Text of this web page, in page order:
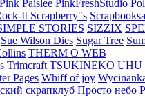
Pink Paislee PinkFreshStudio
It Scrapberry"s
STORIES SIZZIX
Sue Wilson Dies Sugar Tree
THERM O WEB
Trimcraft TSUKINEKO UHU
Pages Whiff of joy
скрапклуб Просто небо